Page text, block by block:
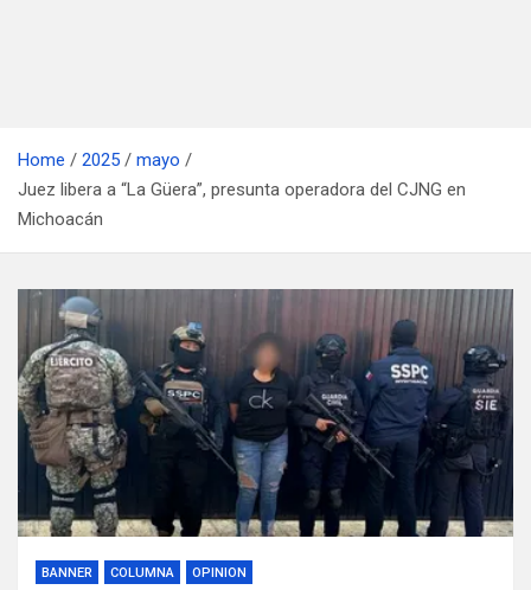
Home 2025
mayo
Juez libera a “La Güera”, presunta operadora del CJNG en
Michoacán
BANNER COLUMNA OPINION